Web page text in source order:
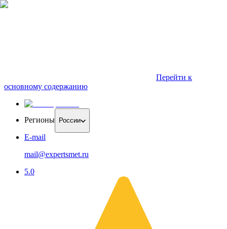
Перейти к
основному содержанию
Регионы России
E-mail
mail@expertsmet.ru
5.0